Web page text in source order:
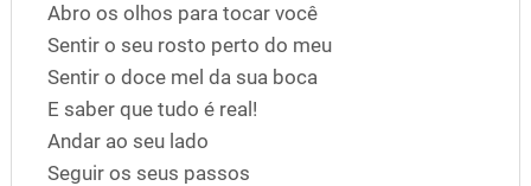
Abro os olhos para tocar você
Sentir o seu rosto perto do meu
Sentir o doce mel da sua boca
E saber que tudo é real!
Andar ao seu lado
Seguir os seus passos